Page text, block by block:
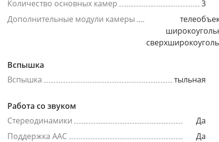
Количество основных камер
3
Дополнительные модули камеры
Вспышка
Вспышка
тыльная
Работа со звуком
Стереодинамики
Да
Поддержка AAC
Да